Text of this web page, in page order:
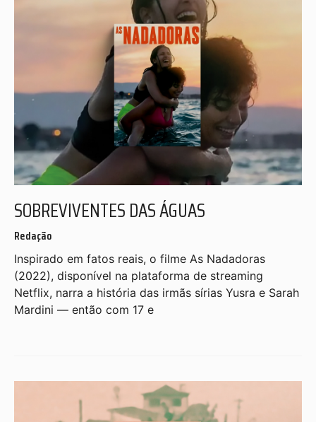
SOBREVIVENTES DAS ÁGUAS
Redação
Inspirado em fatos reais, o filme As Nadadoras
(2022), disponível na plataforma de streaming
Netflix, narra a história das irmãs sírias Yusra e Sarah
Mardini — então com 17 e